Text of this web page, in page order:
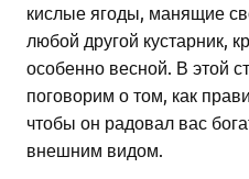
кислые ягоды, манящие
любой другой кустарник,
особенно весной. В этой
поговорим о том, как
чтобы он радовал вас
внешним видом.